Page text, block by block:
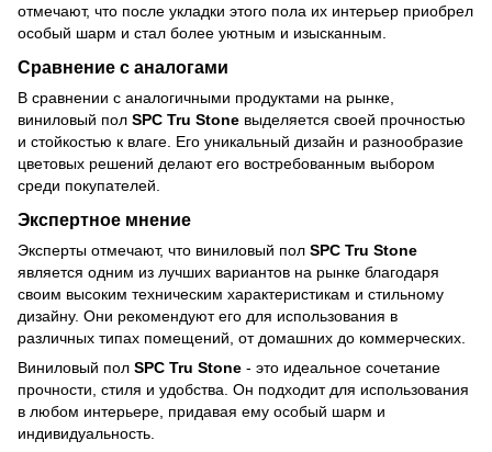
отмечают, что после укладки этого пола их интерьер приобрел
особый шарм и стал более уютным и изысканным.
Сравнение с аналогами
В сравнении с аналогичными продуктами на рынке,
виниловый пол SPC Tru Stone выделяется своей прочностью
и стойкостью к влаге. Его уникальный дизайн и разнообразие
цветовых решений делают его востребованным выбором
среди покупателей.
Экспертное мнение
Эксперты отмечают, что виниловый пол SPC Tru Stone
является одним из лучших вариантов на рынке благодаря
своим высоким техническим характеристикам и стильному
дизайну. Они рекомендуют его для использования в
различных типах помещений, от домашних до коммерческих.
Виниловый пол SPC Tru Stone - это идеальное сочетание
прочности, стиля и удобства. Он подходит для использования
в любом интерьере, придавая ему особый шарм и
индивидуальность.